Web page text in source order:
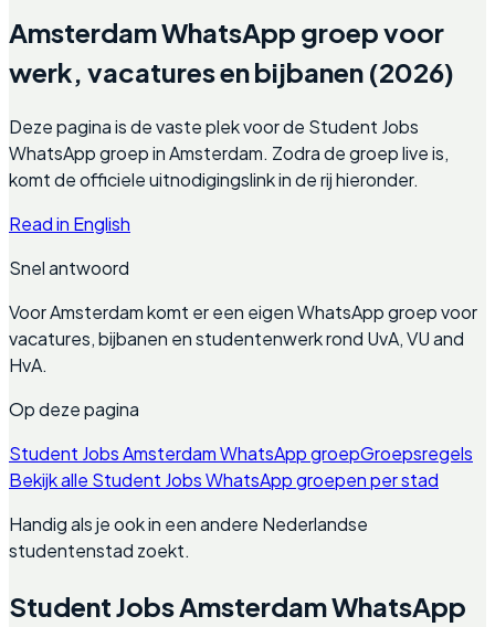
Amsterdam WhatsApp groep voor
werk, vacatures en bijbanen (2026)
Deze pagina is de vaste plek voor de Student Jobs
WhatsApp groep in Amsterdam. Zodra de groep live is,
komt de officiele uitnodigingslink in de rij hieronder.
Read in English
Snel antwoord
Voor Amsterdam komt er een eigen WhatsApp groep voor
vacatures, bijbanen en studentenwerk rond UvA, VU and
HvA.
Op deze pagina
Student Jobs Amsterdam WhatsApp groepGroepsregels
Bekijk alle Student Jobs WhatsApp groepen per stad
Handig als je ook in een andere Nederlandse
studentenstad zoekt.
Student Jobs Amsterdam WhatsApp